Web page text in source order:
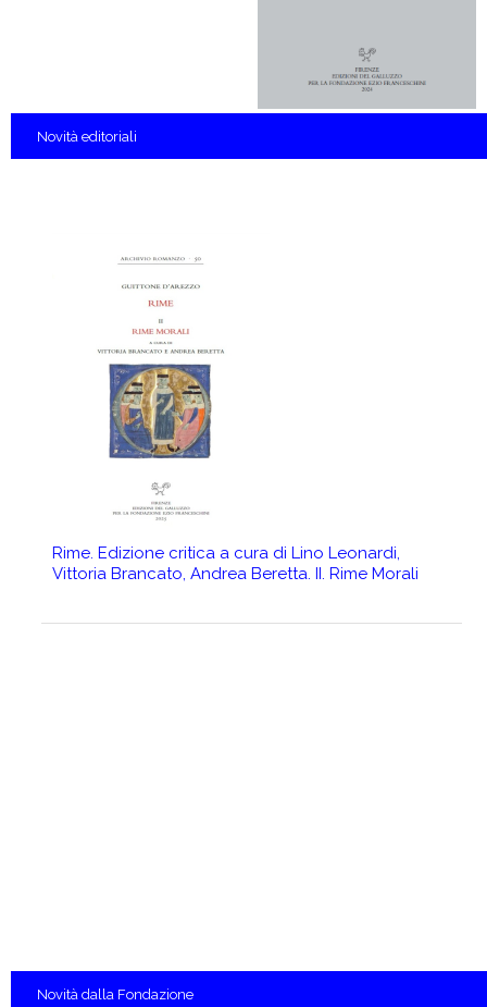
Novità editoriali
Rime. Edizione critica a cura di Lino Leonardi,
Vittoria Brancato, Andrea Beretta. II. Rime Morali
Novità dalla Fondazione